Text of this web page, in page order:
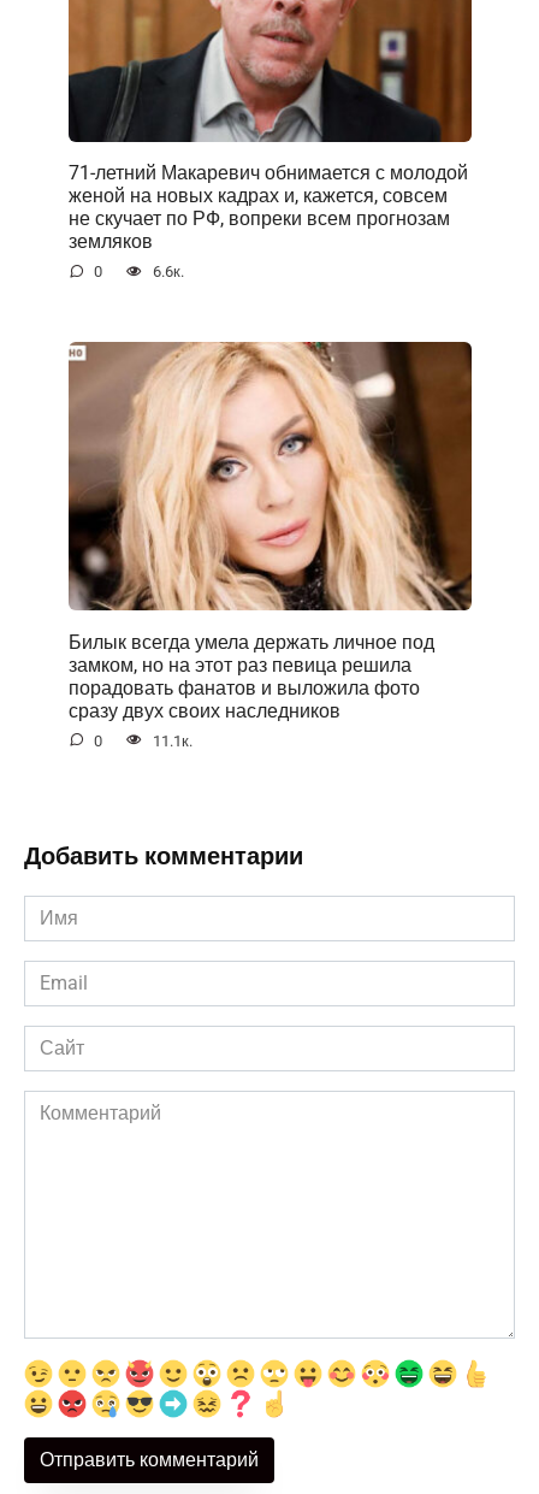
71-летний Макаревич обнимается с молодой
женой на новых кадрах и, кажется, совсем
не скучает по РФ, вопреки всем прогнозам
земляков
0 6.6к.
Билык всегда умела держать личное под
замком, но на этот раз певица решила
порадовать фанатов и выложила фото
сразу двух своих наследников
0 11.1к.
Добавить комментарии
Имя
*
Email
*
Сайт
Комментарий